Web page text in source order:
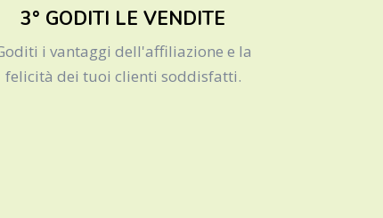
3° GODITI LE VENDITE
i vantaggi dell'affiliazione e la
felicità dei tuoi clienti soddisfatti.